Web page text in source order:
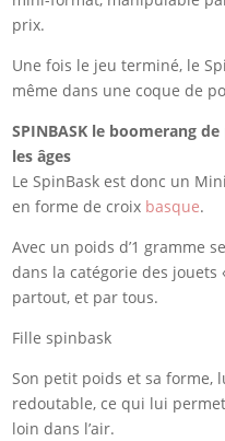
prix.
Une fois le jeu terminé, le
même dans une coque de
SPINBASK le boomerang
les âges
Le SpinBask est donc un
en forme de croix basque.
Avec un poids d’1 gramme
dans la catégorie des
partout, et par tous.
Fille spinbask
Son petit poids et sa forme,
redoutable, ce qui lui
loin dans l’air.